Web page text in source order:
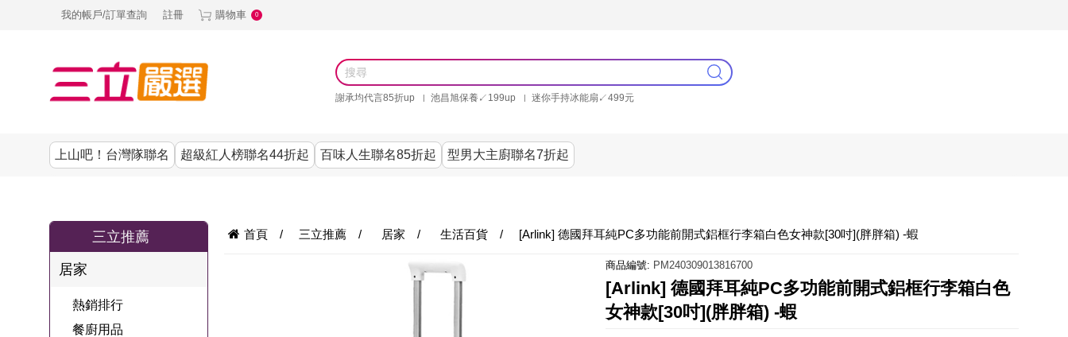
我的帳戶/訂單查詢 註冊 購物車 0
謝承均代言85折up 池昌旭保養↙199up
迷你手持冰能扇↙499元
上山吧！台灣隊聯名 超級紅人榜聯名44折起 百味人生聯名85折起 型男大主廚聯名7折起
古溜x五秀園
熱銷排行
夜聯名
熱銷排行
品
熱銷排行
清潔用品
熱銷排行
機能服飾
養生|保健
池昌旭代言
熱銷排行
女內褲
熱銷排行
美容專區
韓國
SKINASSET
甘味人生鍵力
肽↙85折
百味人生
三立推薦
居家
熱銷排行
餐廚用品
首頁 / 三立推薦 / 居家 / 生活百貨 / [Arlink] 德國拜耳純PC多功能前開式鋁框行李箱白色女神款[30吋](胖胖箱) -蝦
商品編號: PM240309013816700
[Arlink] 德國拜耳純PC多功能前開式鋁框行李箱白色
女神款[30吋](胖胖箱) -蝦